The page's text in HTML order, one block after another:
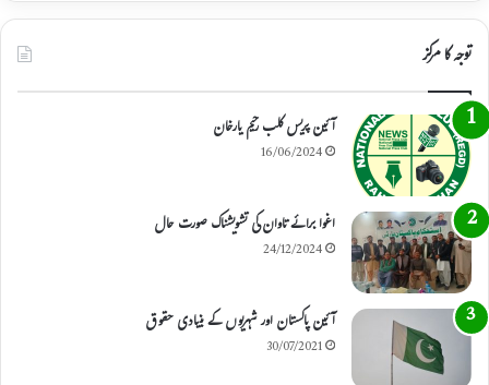
توجہ کا مرکز
آئین پریس کلب رحیم یارخان
16/06/2024
اغوا برائے تاوان کی تشویشناک صورت حال
24/12/2024
آئین پاکستان اور شہریوں کے بنیادی حقوق
30/07/2021